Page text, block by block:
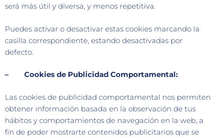
será más útil y diversa, y menos repetitiva.
Puedes activar o desactivar estas cookies marcando la
casilla correspondiente, estando desactivadas por
defecto.
– Cookies de Publicidad Comportamental:
Las cookies de publicidad comportamental nos permiten
obtener información basada en la observación de tus
hábitos y comportamientos de navegación en la web, a
fin de poder mostrarte contenidos publicitarios que se